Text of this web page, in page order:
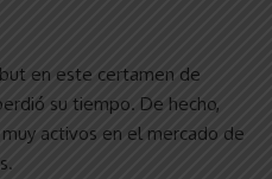
en este certamen de
su tiempo. De hecho,
activos en el mercado de